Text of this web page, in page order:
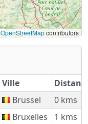
OpenStreetMapcontributors
Ville
Brussel
0 kms
Bruxelles
1 kms